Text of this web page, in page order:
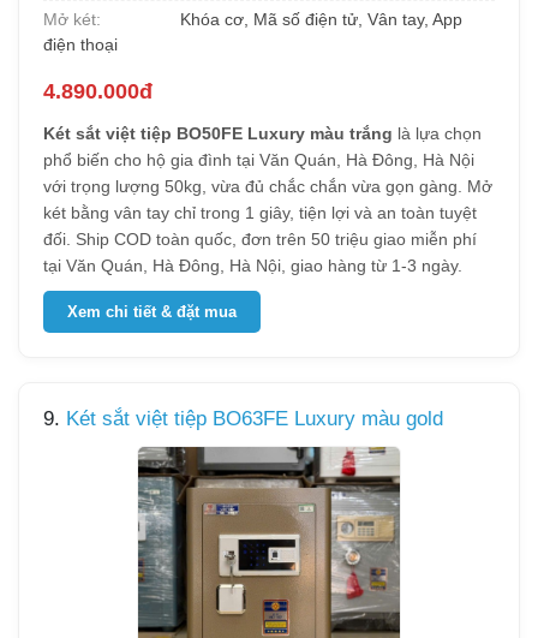
Mở két:
Khóa cơ, Mã số điện tử, Vân tay, App
điện thoại
4.890.000đ
Két sắt việt tiệp BO50FE Luxury màu trắng là lựa chọn
phổ biến cho hộ gia đình tại Văn Quán, Hà Đông, Hà Nội
với trọng lượng 50kg, vừa đủ chắc chắn vừa gọn gàng. Mở
két bằng vân tay chỉ trong 1 giây, tiện lợi và an toàn tuyệt
đối. Ship COD toàn quốc, đơn trên 50 triệu giao miễn phí
tại Văn Quán, Hà Đông, Hà Nội, giao hàng từ 1-3 ngày.
Xem chi tiết & đặt mua
9. Két sắt việt tiệp BO63FE Luxury màu gold